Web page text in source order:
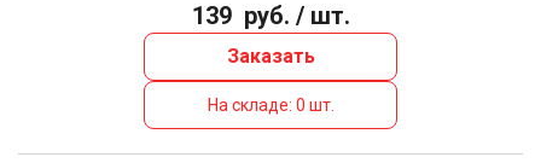
139руб. / шт.
Заказать
На складе: 0 шт.